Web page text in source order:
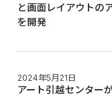
と画面レイアウトの
を開発
2024年5月21日
アート引越センター